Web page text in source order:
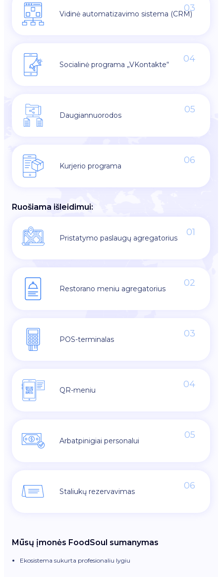
03
Vidinė automatizavimo sistema (CRM)
04
Socialinė programa „VKontakte“
05
Daugiannuorodos
06
Kurjerio programa
Ruošiama išleidimui:
01
Pristatymo paslaugų agregatorius
02
Restorano meniu agregatorius
03
POS-terminalas
04
QR-meniu
05
Arbatpinigiai personalui
06
Staliukų rezervavimas
Mūsų įmonės FoodSoul sumanymas
Ekosistema sukurta profesionaliu lygiu